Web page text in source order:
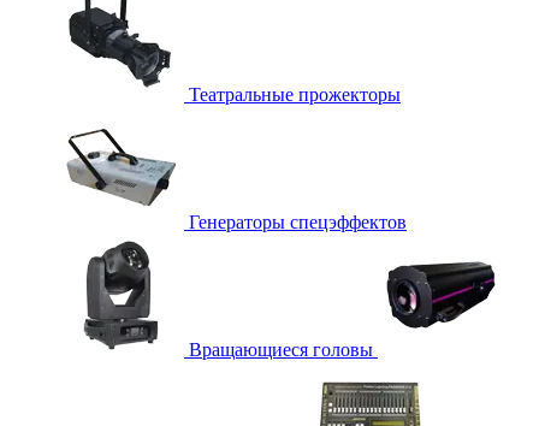
Театральные прожекторы
Генераторы спецэффектов
Вращающиеся головы